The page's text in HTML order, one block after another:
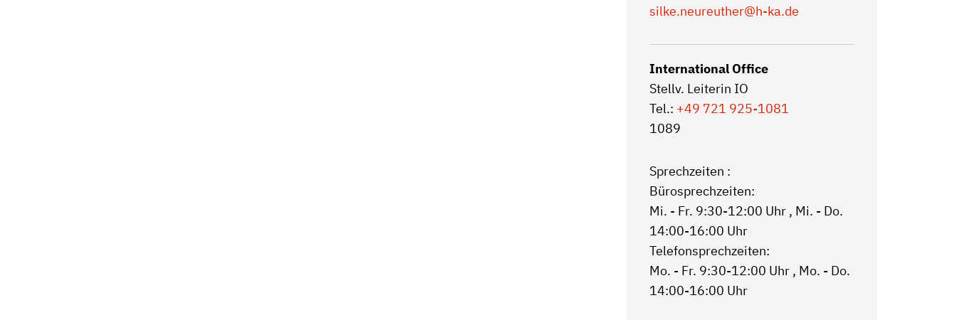
silke.neureuther@h-ka.de
International Office
Stellv. Leiterin IO
Tel.: +49 721 925-1081
1089
Sprechzeiten :
Bürosprechzeiten:
Mi. - Fr. 9:30-12:00 Uhr , Mi. - Do.
14:00-16:00 Uhr
Telefonsprechzeiten:
Mo. - Fr. 9:30-12:00 Uhr , Mo. - Do.
14:00-16:00 Uhr